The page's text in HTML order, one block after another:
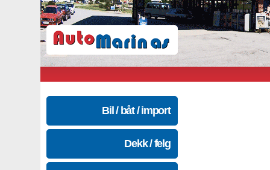
Bil / båt / import
Dekk / felg